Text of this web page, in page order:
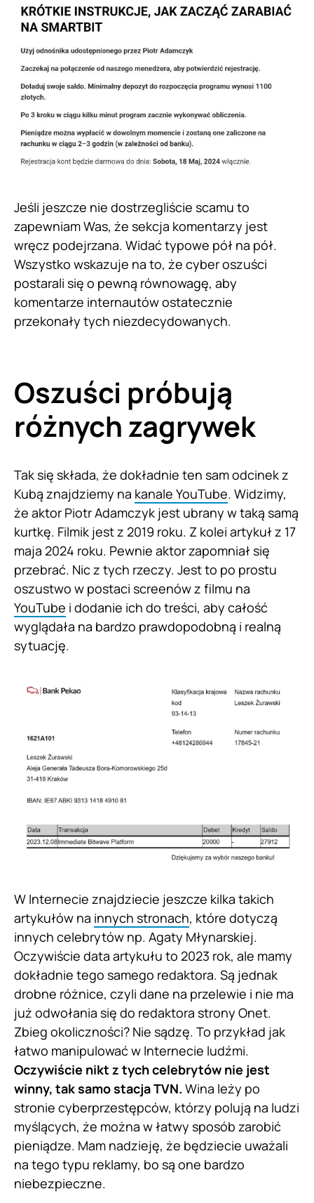
Jeśli jeszcze nie dostrzegliście scamu to
zapewniam Was, że sekcja komentarzy jest
wręcz podejrzana. Widać typowe pół na pół.
Wszystko wskazuje na to, że cyber oszuści
postarali się o pewną równowagę, aby
komentarze internautów ostatecznie
przekonały tych niezdecydowanych.
Oszuści próbują
różnych zagrywek
Tak się składa, że dokładnie ten sam odcinek z
Kubą znajdziemy na kanale YouTube. Widzimy,
że aktor Piotr Adamczyk jest ubrany w taką samą
kurtkę. Filmik jest z 2019 roku. Z kolei artykuł z 17
maja 2024 roku. Pewnie aktor zapomniał się
przebrać. Nic z tych rzeczy. Jest to po prostu
oszustwo w postaci screenów z filmu na
YouTube i dodanie ich do treści, aby całość
wyglądała na bardzo prawdopodobną i realną
sytuację.
W Internecie znajdziecie jeszcze kilka takich
artykułów na innych stronach, które dotyczą
innych celebrytów np. Agaty Młynarskiej.
Oczywiście data artykułu to 2023 rok, ale mamy
dokładnie tego samego redaktora. Są jednak
drobne różnice, czyli dane na przelewie i nie ma
już odwołania się do redaktora strony Onet.
Zbieg okoliczności? Nie sądzę. To przykład jak
łatwo manipulować w Internecie ludźmi.
Oczywiście nikt z tych celebrytów nie jest
winny, tak samo stacja TVN. Wina leży po
stronie cyberprzestępców, którzy polują na ludzi
myślących, że można w łatwy sposób zarobić
pieniądze. Mam nadzieję, że będziecie uważali
na tego typu reklamy, bo są one bardzo
niebezpieczne.